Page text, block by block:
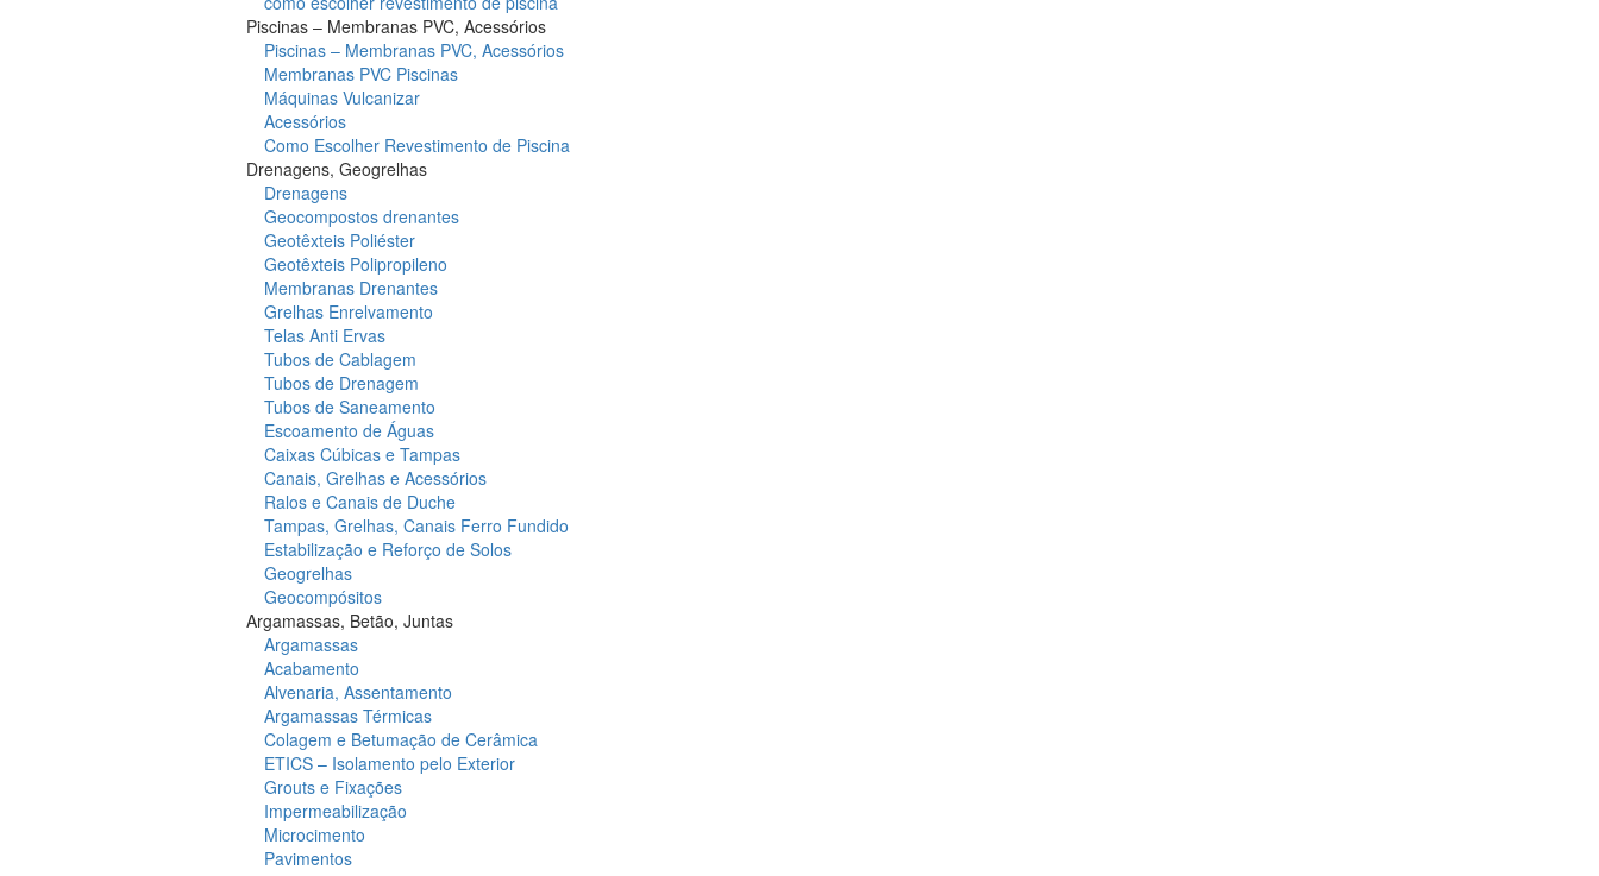
Piscinas – Membranas PVC, Acessórios
Piscinas – Membranas PVC, Acessórios
Membranas PVC Piscinas
Máquinas Vulcanizar
Acessórios
Como Escolher Revestimento de Piscina
Drenagens, Geogrelhas
Drenagens
Geocompostos drenantes
Geotêxteis Poliéster
Geotêxteis Polipropileno
Membranas Drenantes
Grelhas Enrelvamento
Telas Anti Ervas
Tubos de Cablagem
Tubos de Drenagem
Tubos de Saneamento
Escoamento de Águas
Caixas Cúbicas e Tampas
Canais, Grelhas e Acessórios
Ralos e Canais de Duche
Tampas, Grelhas, Canais Ferro Fundido
Estabilização e Reforço de Solos
Geogrelhas
Geocompósitos
Argamassas, Betão, Juntas
Argamassas
Acabamento
Alvenaria, Assentamento
Argamassas Térmicas
Colagem e Betumação de Cerâmica
ETICS – Isolamento pelo Exterior
Grouts e Fixações
Impermeabilização
Microcimento
Pavimentos